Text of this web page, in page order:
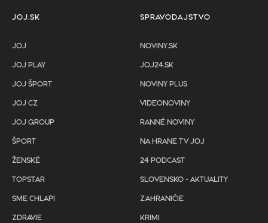
JOJ.SK
JOJ
JOJ PLAY
JOJ ŠPORT
JOJ CZ
JOJ GROUP
ŠPORT
ŽENSKÉ
TOPSTAR
SME CHLAPI
ZDRAVIE
SPRAVODAJSTVO
NOVINY.SK
JOJ24.SK
NOVINY PLUS
VIDEONOVINY
RANNÉ NOVINY
NA HRANE TV JOJ
24 PODCAST
SLOVENSKO - AKTUALITY
ZAHRANIČIE
KRIMI